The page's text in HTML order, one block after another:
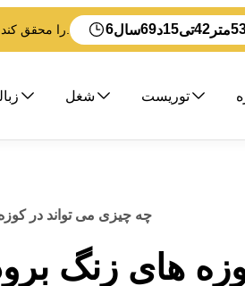
6سال69د15تی42متر
شغل توریست
چه چیزی می تواند در
های زنگ